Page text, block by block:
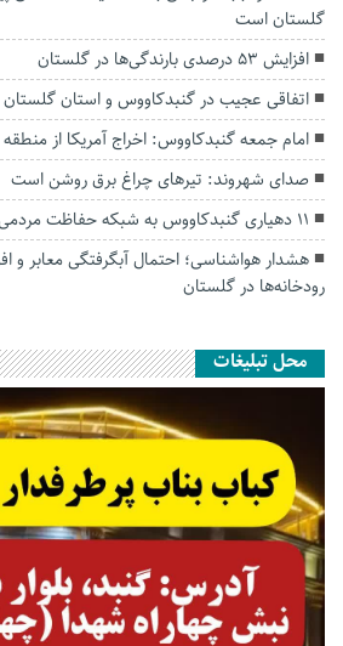
گلستان است
افزایش ۵۳ درصدی بارندگی‌ها در گلستان
اتفاقی عجیب در‌ گنبدکاووس و استان گلستان
امام جمعه گنبدکاووس: اخراج آمریکا از
صدای شهروند: تیرهای چراغ برق روشن است
۱۱ دهیاری گنبدکاووس به شبکه حفاظت مردمی منابع طبیعی پیوستند
هشدار هواشناسی؛ احتمال آبگرفتگی معابر و
رودخانه‌ها در گلستان
محل تبلیغات